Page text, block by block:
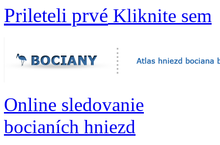
Prileteli prvé Kliknite sem
Online sledovanie
bocianích hniezd